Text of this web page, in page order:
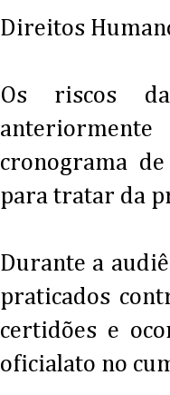
Direitos
Os riscos
cronograma
para tratar da
Durante a
praticados
certidões e
oficialato no